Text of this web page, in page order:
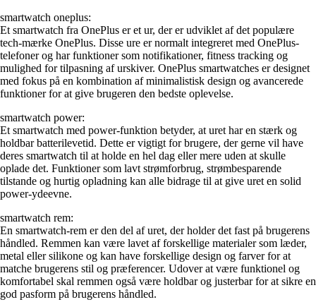
smartwatch oneplus:
Et smartwatch fra OnePlus er et ur, der er udviklet af det populære
tech-mærke OnePlus. Disse ure er normalt integreret med OnePlus-
telefoner og har funktioner som notifikationer, fitness tracking og
mulighed for tilpasning af urskiver. OnePlus smartwatches er designet
med fokus på en kombination af minimalistisk design og avancerede
funktioner for at give brugeren den bedste oplevelse.
smartwatch power:
Et smartwatch med power-funktion betyder, at uret har en stærk og
holdbar batterilevetid. Dette er vigtigt for brugere, der gerne vil have
deres smartwatch til at holde en hel dag eller mere uden at skulle
oplade det. Funktioner som lavt strømforbrug, strømbesparende
tilstande og hurtig opladning kan alle bidrage til at give uret en solid
power-ydeevne.
smartwatch rem:
En smartwatch-rem er den del af uret, der holder det fast på brugerens
håndled. Remmen kan være lavet af forskellige materialer som læder,
metal eller silikone og kan have forskellige design og farver for at
matche brugerens stil og præferencer. Udover at være funktionel og
komfortabel skal remmen også være holdbar og justerbar for at sikre en
god pasform på brugerens håndled.